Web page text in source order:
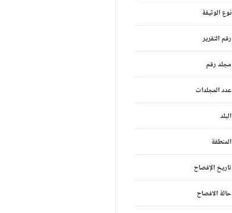
نوع الوثيقة
رقم التقرير
مجلد رقم
عدد المجلدات
البلد
المنطقة
تاريخ الإفصاح
حالة الافصاح